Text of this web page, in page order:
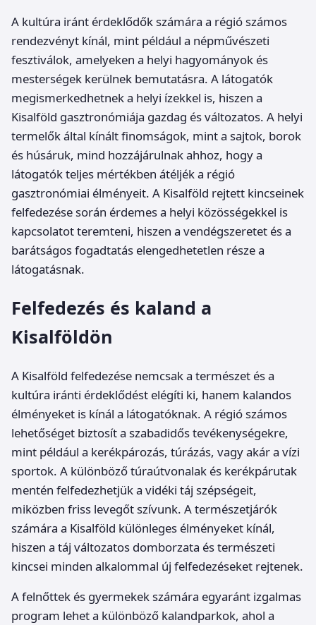
A kultúra iránt érdeklődők számára a régió számos
rendezvényt kínál, mint például a népművészeti
fesztiválok, amelyeken a helyi hagyományok és
mesterségek kerülnek bemutatásra. A látogatók
megismerkedhetnek a helyi ízekkel is, hiszen a
Kisalföld gasztronómiája gazdag és változatos. A helyi
termelők által kínált finomságok, mint a sajtok, borok
és húsáruk, mind hozzájárulnak ahhoz, hogy a
látogatók teljes mértékben átéljék a régió
gasztronómiai élményeit. A Kisalföld rejtett kincseinek
felfedezése során érdemes a helyi közösségekkel is
kapcsolatot teremteni, hiszen a vendégszeretet és a
barátságos fogadtatás elengedhetetlen része a
látogatásnak.
Felfedezés és kaland a
Kisalföldön
A Kisalföld felfedezése nemcsak a természet és a
kultúra iránti érdeklődést elégíti ki, hanem kalandos
élményeket is kínál a látogatóknak. A régió számos
lehetőséget biztosít a szabadidős tevékenységekre,
mint például a kerékpározás, túrázás, vagy akár a vízi
sportok. A különböző túraútvonalak és kerékpárutak
mentén felfedezhetjük a vidéki táj szépségeit,
miközben friss levegőt szívunk. A természetjárók
számára a Kisalföld különleges élményeket kínál,
hiszen a táj változatos domborzata és természeti
kincsei minden alkalommal új felfedezéseket rejtenek.
A felnőttek és gyermekek számára egyaránt izgalmas
program lehet a különböző kalandparkok, ahol a